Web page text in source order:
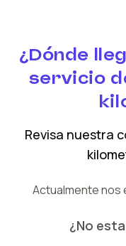
¿Dónde
servicio
Revisa nuestra
Actualmente nos
¿No